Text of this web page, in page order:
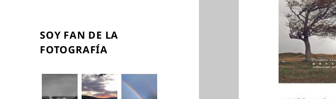
SOY FAN DE LA
FOTOGRAFÍA